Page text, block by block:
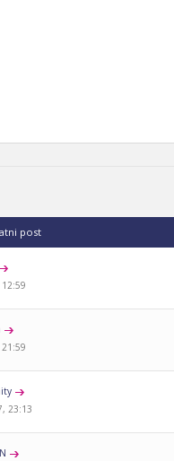
post
23:13